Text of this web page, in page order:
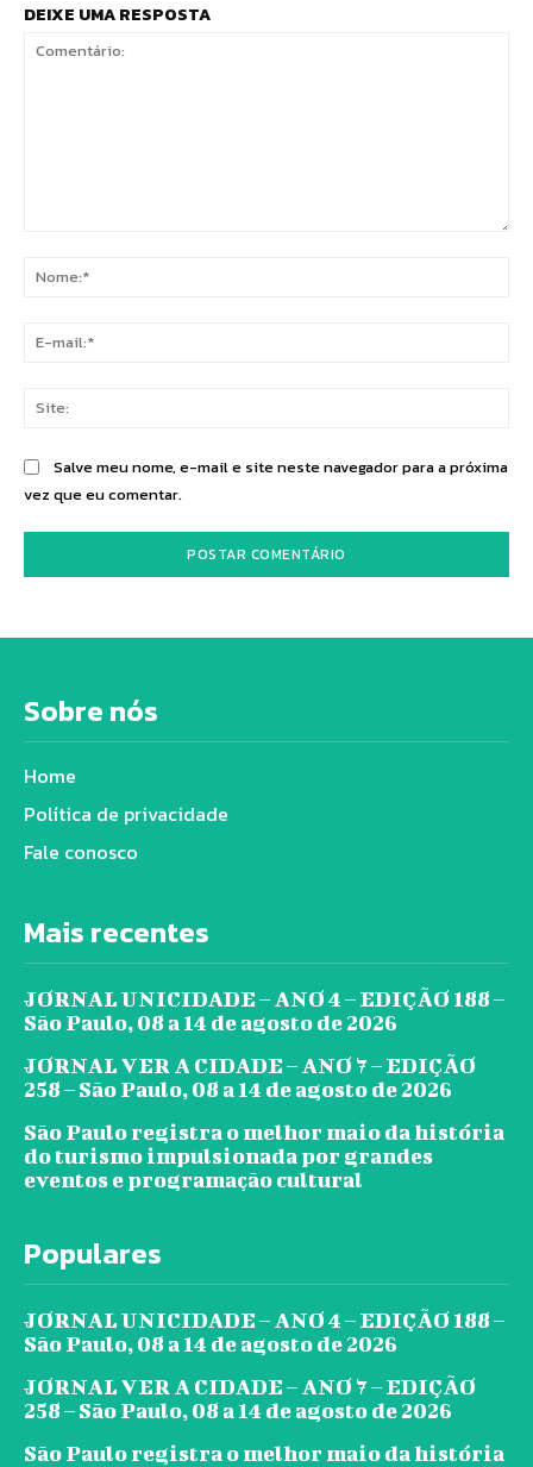
DEIXE UMA RESPOSTA
Salve meu nome, e-mail e site neste navegador para a próxima
vez que eu comentar.
Sobre nós
Home
Política de privacidade
Fale conosco
Mais recentes
JORNAL UNICIDADE – ANO 4 – EDIÇÃO 188 –
São Paulo, 08 a 14 de agosto de 2026
JORNAL VER A CIDADE – ANO 7 – EDIÇÃO
258 – São Paulo, 08 a 14 de agosto de 2026
São Paulo registra o melhor maio da história
do turismo impulsionada por grandes
eventos e programação cultural
Populares
JORNAL UNICIDADE – ANO 4 – EDIÇÃO 188 –
São Paulo, 08 a 14 de agosto de 2026
JORNAL VER A CIDADE – ANO 7 – EDIÇÃO
258 – São Paulo, 08 a 14 de agosto de 2026
São Paulo registra o melhor maio da história